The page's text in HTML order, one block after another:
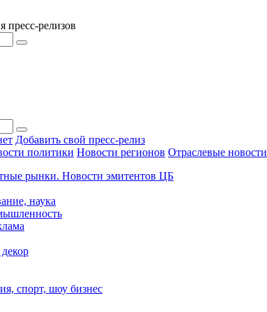
пресс-релизов
Добавить свой пресс-релиз
политики Новости регионов Отраслевые новости
рынки. Новости эмитентов ЦБ
наука
спорт, шоу бизнес